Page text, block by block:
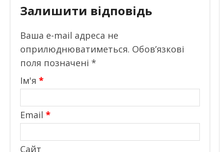
Залишити відповідь
Ваша e-mail адреса не
оприлюднюватиметься. Обов’язкові
поля позначені *
Ім'я *
Email *
Сайт